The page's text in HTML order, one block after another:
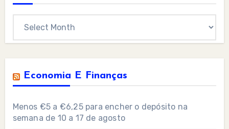
Economia E Finanças
Menos €5 a €6,25 para encher o depósito na
semana de 10 a 17 de agosto